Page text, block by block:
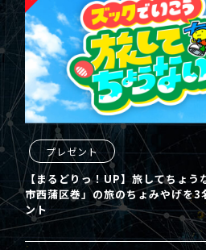
プレゼント
【まるどりっ！UP】旅してちょう
市西蒲区巻」の旅のちょみやげを3
ント